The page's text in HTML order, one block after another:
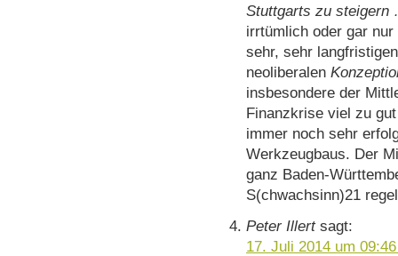
Stuttgarts zu
irrtümlich oder gar
sehr, sehr
neoliberalen
insbesondere der
Finanzkrise viel zu
immer noch sehr
Werkzeugbaus. Der
ganz Baden-
S(chwachsinn)21
Peter Illert sagt:
17. Juli 2014 um